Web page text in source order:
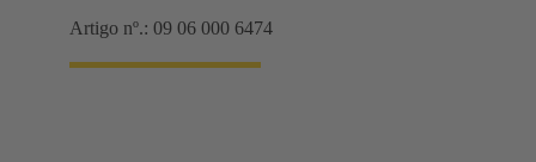
Artigo nº.: 09 06 000 6474